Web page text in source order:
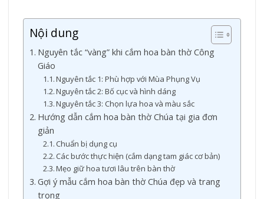
Nội dung
Nguyên tắc “vàng” khi cắm hoa bàn thờ Công
Giáo
Nguyên tắc 1: Phù hợp với Mùa Phụng Vụ
Nguyên tắc 2: Bố cục và hình dáng
Nguyên tắc 3: Chọn lựa hoa và màu sắc
Hướng dẫn cắm hoa bàn thờ Chúa tại gia đơn
giản
Chuẩn bị dụng cụ
Các bước thực hiện (cắm dạng tam giác cơ bản)
Mẹo giữ hoa tươi lâu trên bàn thờ
Gợi ý mẫu cắm hoa bàn thờ Chúa đẹp và trang
trọng